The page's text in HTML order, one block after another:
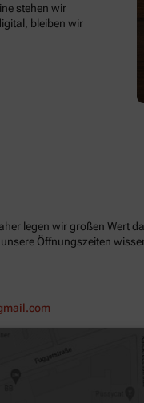
stehen wir
bleiben wir
legen wir großen Wert
Öffnungszeiten